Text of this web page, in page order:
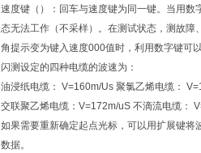
速度键（）：回车与速度键为同一键。当用数
态无法工作（不采样）。在测试状态，测故
角提示变为键入速度000值时，利用数字键可
闪测设定的四种电缆的波速为：
油浸纸电缆： V=160m/Us 聚氯乙烯电缆：
交联聚乙烯电缆：V=172m/uS 不滴流电缆：
如果需要重新确定起点光标，可以用扩展键
数据。